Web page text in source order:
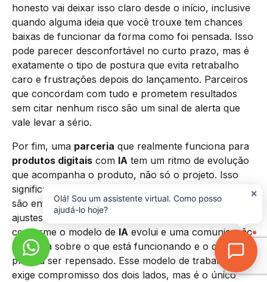
honesto vai deixar isso claro desde o início, inclusive
quando alguma ideia que você trouxe tem chances
baixas de funcionar da forma como foi pensada. Isso
pode parecer desconfortável no curto prazo, mas é
exatamente o tipo de postura que evita retrabalho
caro e frustrações depois do lançamento. Parceiros
que concordam com tudo e prometem resultados
sem citar nenhum risco são um sinal de alerta que
vale levar a sério.
Por fim, uma parceria que realmente funciona para
produtos digitais com IA tem um ritmo de evolução
que acompanha o produto, não só o projeto. Isso
significa que o trabalho não termina quando as telas
são entregues. Significa ciclos regulares de análise,
ajustes baseados em dados de uso, revisões de fluxo
conforme o modelo de IA evolui e uma comunicação
contínua sobre o que está funcionando e o que
precisa ser repensado. Esse modelo de trabalho
exige compromisso dos dois lados, mas é o único
×
Olá! Sou um assistente virtual. Como posso
ajudá-lo hoje?